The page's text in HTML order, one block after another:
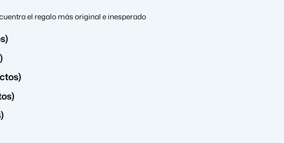
el regalo más original e inesperado